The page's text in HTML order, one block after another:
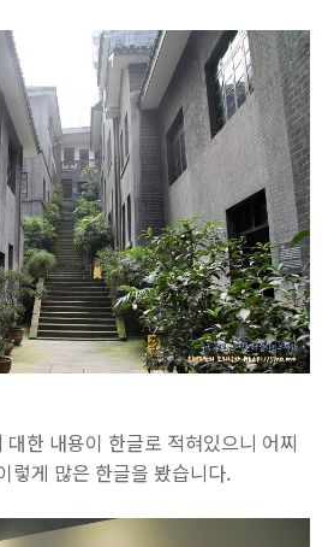
한 내용이 한글로 적혀있으니 어찌
렇게 많은 한글을 봤습니다.